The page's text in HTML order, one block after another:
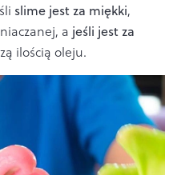
slime jest za miękki,
a jeśli jest za
ilością oleju.